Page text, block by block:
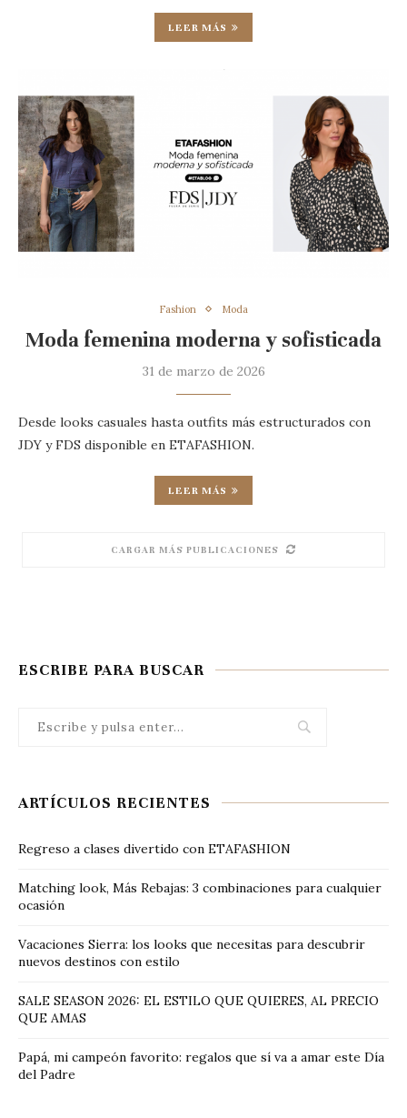
LEER MÁS
Fashion Moda
Moda femenina moderna y sofisticada
31 de marzo de 2026
Desde looks casuales hasta outfits más estructurados con
JDY y FDS disponible en ETAFASHION.
LEER MÁS
CARGAR MÁS PUBLICACIONES
ESCRIBE PARA BUSCAR
ARTÍCULOS RECIENTES
Regreso a clases divertido con ETAFASHION
Matching look, Más Rebajas: 3 combinaciones para cualquier
ocasión
Vacaciones Sierra: los looks que necesitas para descubrir
nuevos destinos con estilo
SALE SEASON 2026: EL ESTILO QUE QUIERES, AL PRECIO
QUE AMAS
Papá, mi campeón favorito: regalos que sí va a amar este Día
del Padre